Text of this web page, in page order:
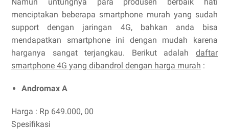
menciptakan beberapa smartphone murah yang sudah
support dengan jaringan 4G, bahkan anda bisa
mendapatkan smartphone ini dengan mudah karena
harganya sangat terjangkau. Berikut adalah daftar
smartphone 4G yang dibandrol dengan harga murah :
Andromax A
Harga : Rp 649.000, 00
Spesifikasi